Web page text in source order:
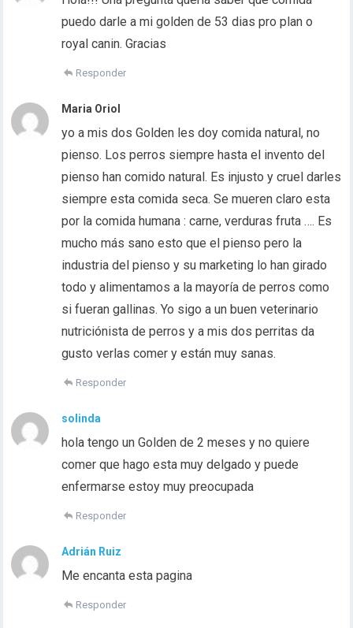
puedo darle a mi golden de 53 dias pro plan o
royal canin. Gracias
Responder
Maria Oriol
yo a mis dos Golden les doy comida natural, no
pienso. Los perros siempre hasta el invento del
pienso han comido natural. Es injusto y cruel darles
siempre esta comida seca. Se mueren claro esta
por la comida humana : carne, verduras fruta …. Es
mucho más sano esto que el pienso pero la
industria del pienso y su marketing lo han girado
todo y alimentamos a la mayoría de perros como
si fueran gallinas. Yo sigo a un buen veterinario
nutriciónista de perros y a mis dos perritas da
gusto verlas comer y están muy sanas.
Responder
solinda
hola tengo un Golden de 2 meses y no quiere
comer que hago esta muy delgado y puede
enfermarse estoy muy preocupada
Responder
Adrián Ruiz
Me encanta esta pagina
Responder